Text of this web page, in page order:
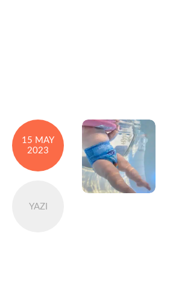
15 MAY
2023
YAZI